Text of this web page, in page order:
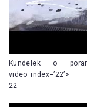
Kundelek o
video_index=’22’>
22